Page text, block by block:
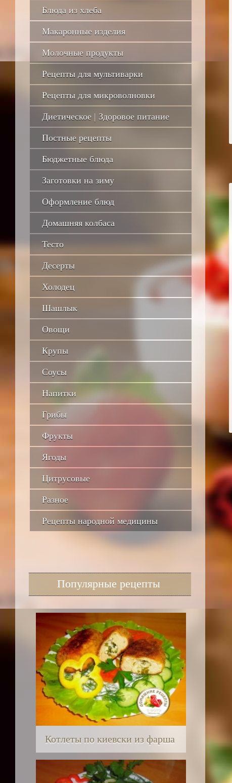
Блюда из хлеба
Макаронные изделия
Молочные продукты
Рецепты для мультиварки
Рецепты для микроволновки
Диетическое | Здоровое питание
Постные рецепты
Бюджетные блюда
Заготовки на зиму
Оформление блюд
Домашняя колбаса
Тесто
Десерты
Холодец
Шашлык
Овощи
Крупы
Соусы
Напитки
Грибы
Фрукты
Ягоды
Цитрусовые
Разное
Рецепты народной медицины
Популярные рецепты
Котлеты по киевски из фарша